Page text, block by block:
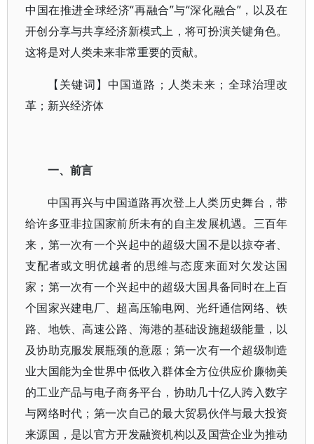
中国在推进全球经济“再融合”与“深化融合”，以及在
开创分享与共享经济新模式上，将可扮演关键角色。
这将是对人类未来非常重要的贡献。
【关键词】中国道路；人类未来；全球治理改
革；新兴经济体
一、前言
中国再兴与中国道路再次登上人类历史舞台，带
给许多亚非拉国家前所未有的自主发展机遇。三百年
来，第一次有一个兴起中的超级大国不是以掠夺者、
支配者或文明优越者的思维与态度来面对欠发达国
家；第一次有一个兴起中的超级大国具备同时在上百
个国家兴建电厂、超高压输电网、光纤通信网络、铁
路、地铁、高速公路、海港的基础设施超级能量，以
及协助克服发展瓶颈的意愿；第一次有一个超级制造
业大国能为全世界中低收入群体全方位供应价廉物美
的工业产品与电子商务平台，协助几十亿人跨入数字
与网络时代；第一次自己的最大贸易伙伴与最大投资
来源国，是以官方开发融资机构以及国营企业为推动